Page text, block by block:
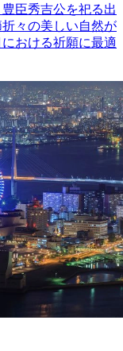
臣秀吉公を祀る出
々の美しい自然が
おける祈願に最適